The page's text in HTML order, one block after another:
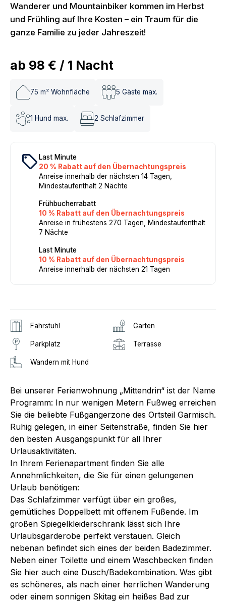
Wanderer und Mountainbiker kommen im Herbst
und Frühling auf Ihre Kosten – ein Traum für die
ganze Familie zu jeder Jahreszeit!
ab 98 € / 1 Nacht
75 m² Wohnfläche 5 Gäste max.
1 Hund max. 2 Schlafzimmer
local_offer Last Minute
20 % Rabatt auf den Übernachtungspreis
Anreise innerhalb der nächsten 14 Tagen,
Mindestaufenthalt 2 Nächte
Frühbucherrabatt
10 % Rabatt auf den Übernachtungspreis
Anreise in frühestens 270 Tagen, Mindestaufenthalt
7 Nächte
Last Minute
10 % Rabatt auf den Übernachtungspreis
Anreise innerhalb der nächsten 21 Tagen
Fahrstuhl Garten
Parkplatz Terrasse
Wandern mit Hund
Bei unserer Ferienwohnung „Mittendrin“ ist der Name
Programm: In nur wenigen Metern Fußweg erreichen
Sie die beliebte Fußgängerzone des Ortsteil Garmisch.
Ruhig gelegen, in einer Seitenstraße, finden Sie hier
den besten Ausgangspunkt für all Ihrer
Urlausaktivitäten.
In Ihrem Ferienapartment finden Sie alle
Annehmlichkeiten, die Sie für einen gelungenen
Urlaub benötigen:
Das Schlafzimmer verfügt über ein großes,
gemütliches Doppelbett mit offenem Fußende. Im
großen Spiegelkleiderschrank lässt sich Ihre
Urlaubsgarderobe perfekt verstauen. Gleich
nebenan befindet sich eines der beiden Badezimmer.
Neben einer Toilette und einem Waschbecken finden
Sie hier auch eine Dusch/Badekombination. Was gibt
es schöneres, als nach einer herrlichen Wanderung
oder einem sonnigen Skitag ein heißes Bad zur